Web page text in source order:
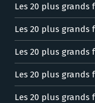
Les 20 plus grands
Les 20 plus grands
Les 20 plus grands
Les 20 plus grands
Les 20 plus